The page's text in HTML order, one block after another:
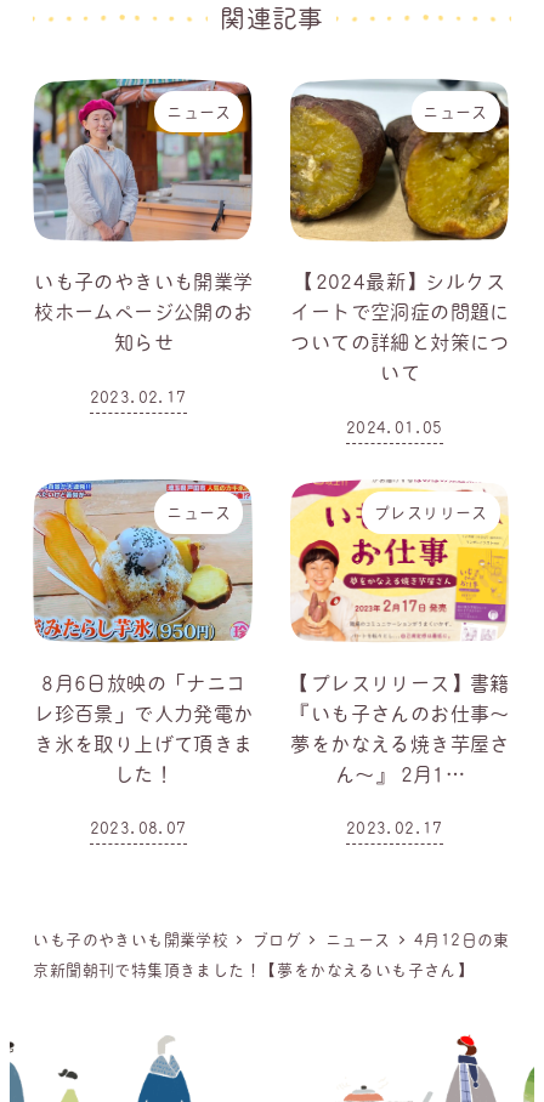
関連記事
ニュース
いも子のやきいも開業学
校ホームページ公開のお
知らせ
投稿日
2023.02.17
ニュース
【2024最新】シルクス
イートで空洞症の問題に
ついての詳細と対策につ
いて
投稿日
2024.01.05
ニュース
8月6日放映の「ナニコ
レ珍百景」で人力発電か
き氷を取り上げて頂きま
した！
投稿日
2023.08.07
プレスリリース
【プレスリリース】書籍
『いも子さんのお仕事～
夢をかなえる焼き芋屋さ
ん～』 2月1…
投稿日
2023.02.17
いも子のやきいも開業学校 ブログ ニュース
4月12日の東
京新聞朝刊で特集頂きました！【夢をかなえるいも子さん】